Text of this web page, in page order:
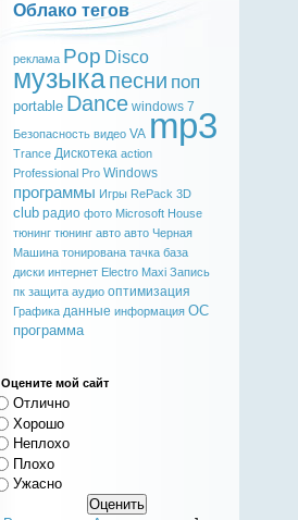
Облако тегов
реклама Pop Disco
музыкапесни поп
portable Dance windows 7
Безопасность видео VA mp3
Trance Дискотека action
Professional Pro Windows
программы Игры RePack 3D
club радио фото Microsoft House
тюнинг тюнинг авто авто Черная
Машина тонирована тачка база
диски интернет Electro Maxi Запись
пк защита аудио оптимизация
Графика данные информация ОС
программа
Оцените мой сайт
Отлично
Хорошо
Неплохо
Плохо
Ужасно